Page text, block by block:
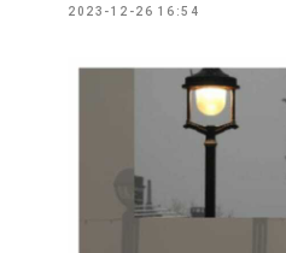
2023-12-26 16:54